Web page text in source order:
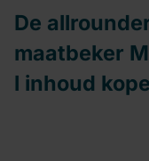
De
maatbeker
l inhoud